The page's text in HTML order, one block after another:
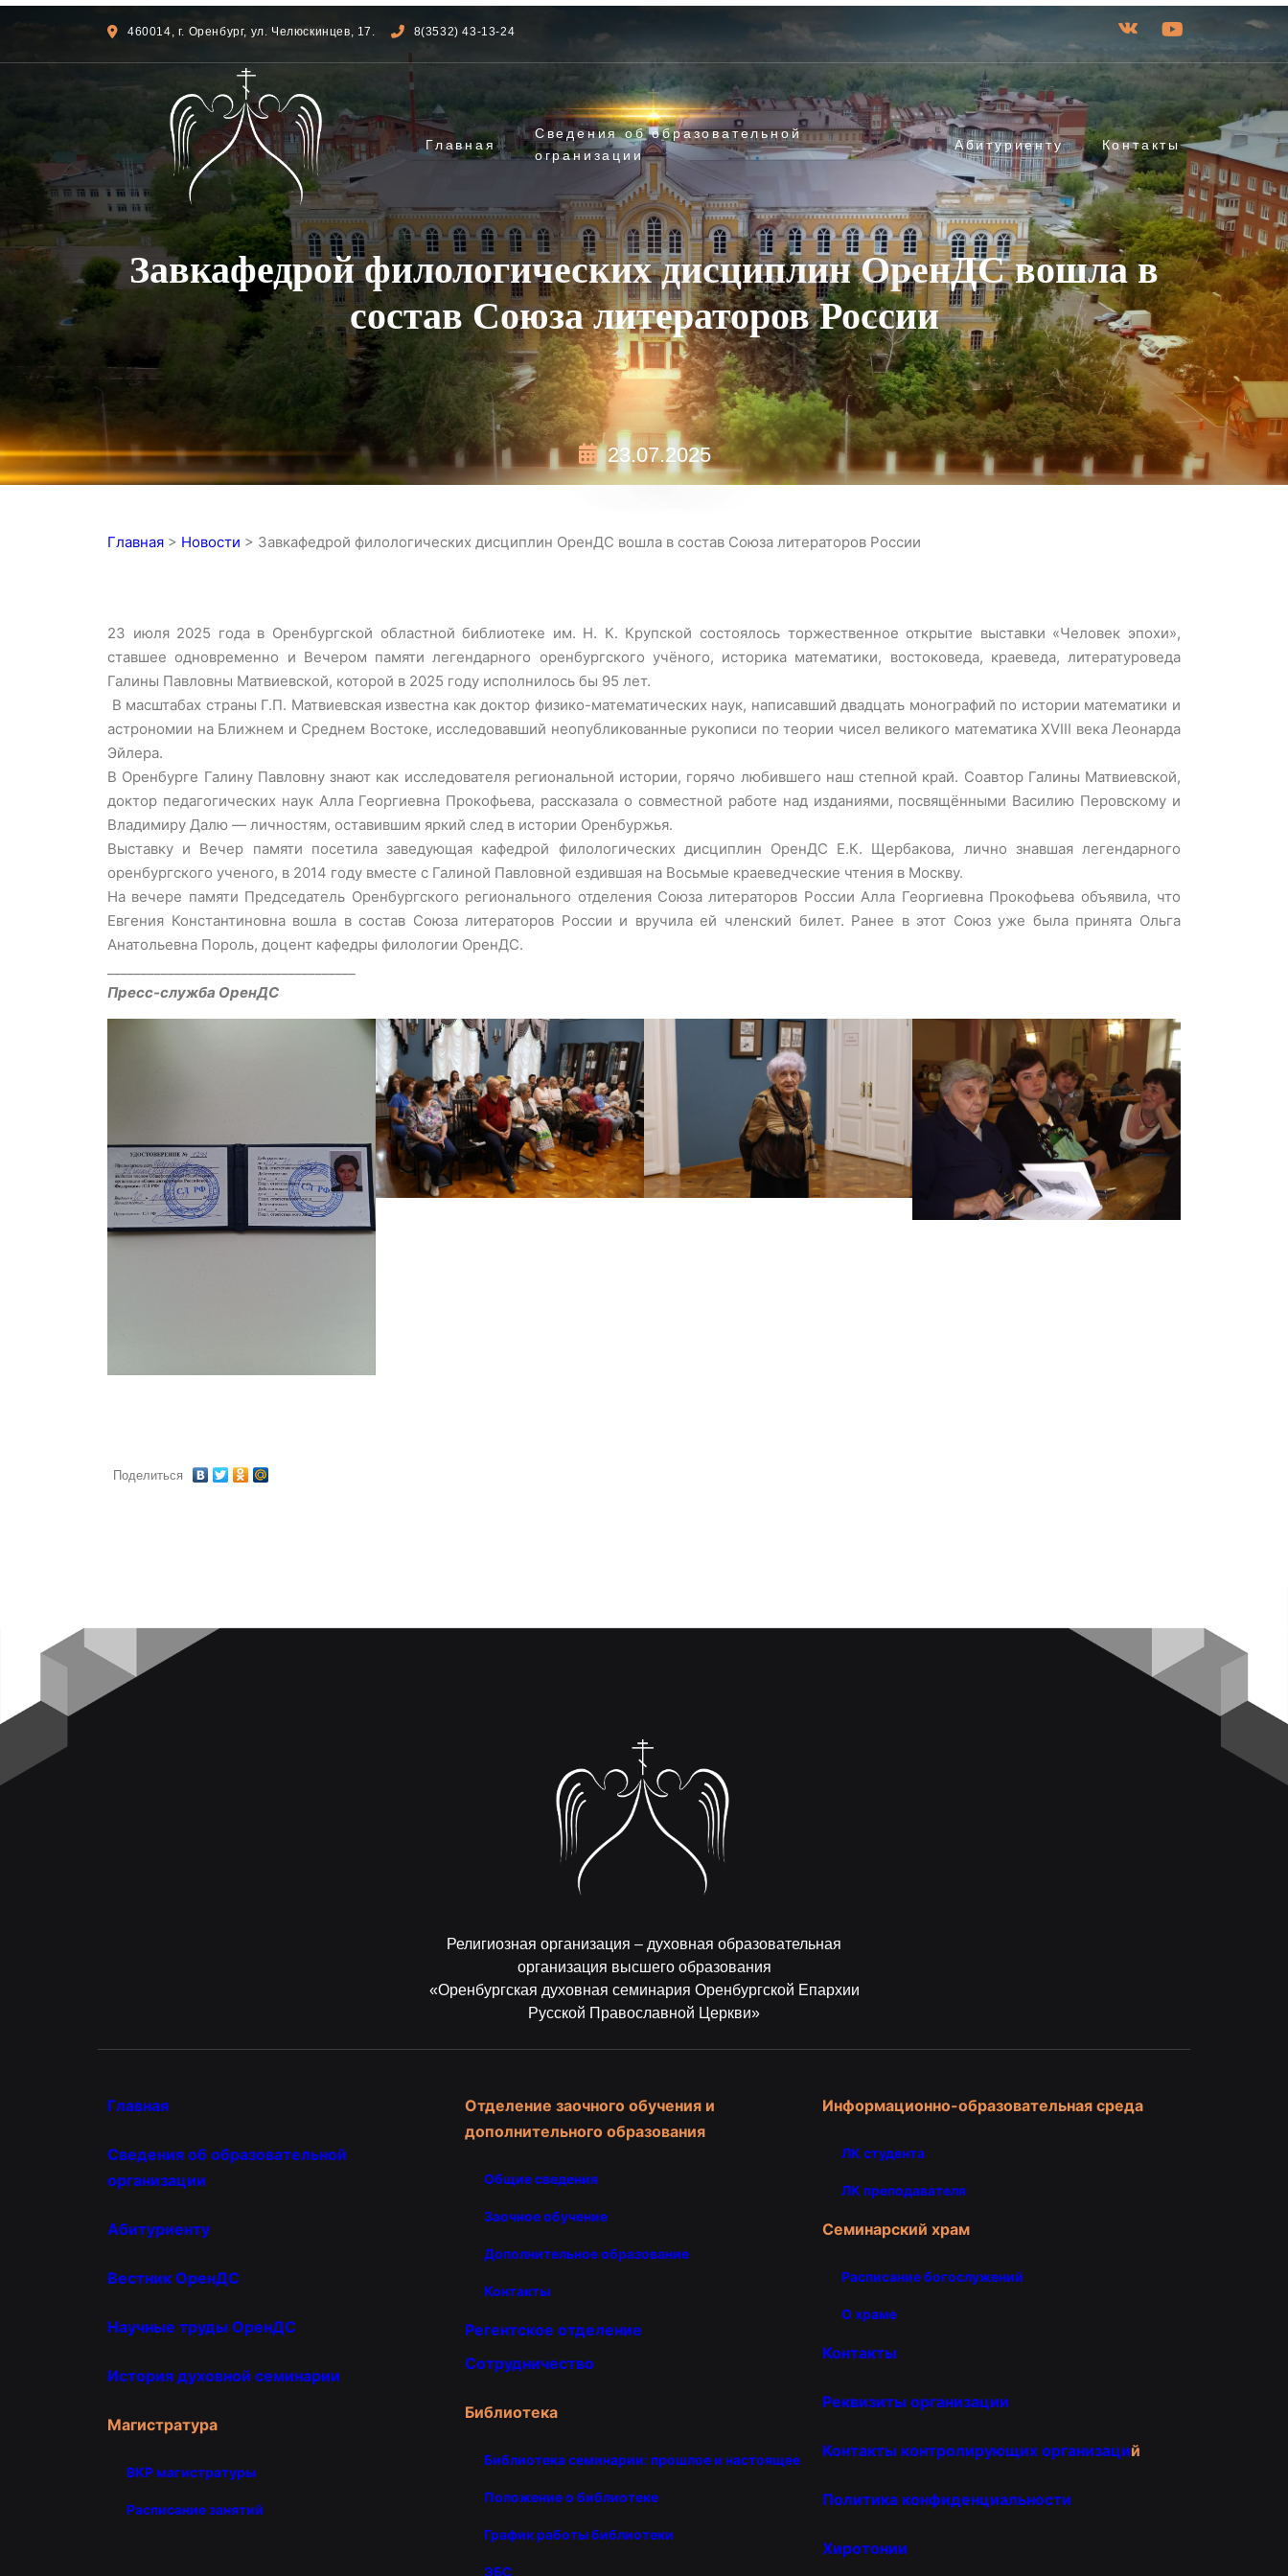
460014, г. Оренбург, ул. Челюскинцев, 17. 8(3532) 43-13-24
Главная
Сведения об образовательной
огранизации
Абитуриенту Контакты
Завкафедрой филологических дисциплин ОренДС вошла в
состав Союза литераторов России
23.07.2025
Главная > Новости > Завкафедрой филологических дисциплин ОренДС вошла в состав Союза литераторов России
23 июля 2025 года в Оренбургской областной библиотеке им. Н. К. Крупской состоялось торжественное открытие выставки «Человек эпохи»,
ставшее одновременно и Вечером памяти легендарного оренбургского учёного, историка математики, востоковеда, краеведа, литературоведа
Галины Павловны Матвиевской, которой в 2025 году исполнилось бы 95 лет.
В масштабах страны Г.П. Матвиевская известна как доктор физико-математических наук, написавший двадцать монографий по истории математики и
астрономии на Ближнем и Среднем Востоке, исследовавший неопубликованные рукописи по теории чисел великого математика XVIII века Леонарда
Эйлера.
В Оренбурге Галину Павловну знают как исследователя региональной истории, горячо любившего наш степной край. Соавтор Галины Матвиевской,
доктор педагогических наук Алла Георгиевна Прокофьева, рассказала о совместной работе над изданиями, посвящёнными Василию Перовскому и
Владимиру Далю — личностям, оставившим яркий след в истории Оренбуржья.
Выставку и Вечер памяти посетила заведующая кафедрой филологических дисциплин ОренДС Е.К. Щербакова, лично знавшая легендарного
оренбургского ученого, в 2014 году вместе с Галиной Павловной ездившая на Восьмые краеведческие чтения в Москву.
На вечере памяти Председатель Оренбургского регионального отделения Союза литераторов России Алла Георгиевна Прокофьева объявила, что
Евгения Константиновна вошла в состав Союза литераторов России и вручила ей членский билет. Ранее в этот Союз уже была принята Ольга
Анатольевна Пороль, доцент кафедры филологии ОренДС.
Пресс-служба ОренДС
Поделиться
Религиозная организация – духовная образовательная
организация высшего образования
«Оренбургская духовная семинария Оренбургской Епархии
Русской Православной Церкви»
Главная
Сведения об образовательной
организации
Абитуриенту
Вестник ОренДС
Научные труды ОренДС
История духовной семинарии
Магистратура
ВКР магистратуры
Расписание занятий
Отделение заочного обучения и
дополнительного образования
Общие сведения
Заочное обучение
Дополнительное образование
Контакты
Регентское отделение
Сотрудничество
Библиотека
Библиотека семинарии: прошлое и настоящее
Положение о библиотеке
График работы библиотеки
ЭБС
Информационно-образовательная среда
ЛК студента
ЛК преподавателя
Семинарский храм
Расписание богослужений
О храме
Контакты
Реквизиты организации
Контакты контролирующих организаций
Политика конфиденциальности
Хиротонии